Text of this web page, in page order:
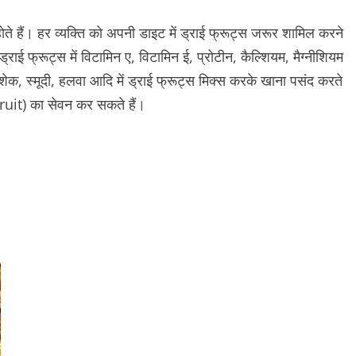
हैं। हर व्यक्ति को अपनी डाइट में ड्राई फ्रूट्स जरूर शामिल करने
फ्रूट्स में विटामिन ए, विटामिन ई, प्रोटीन, कैल्शियम, मैग्नीशियम
स्मूदी, हलवा आदि में ड्राई फ्रूट्स मिक्स करके खाना पसंद करते
का सेवन कर सकते हैं।